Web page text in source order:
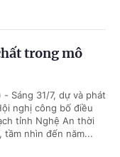
trong mô
- Sáng 31/7, dự và phát
nghị công bố điều
tỉnh Nghệ An thời
tầm nhìn đến năm...